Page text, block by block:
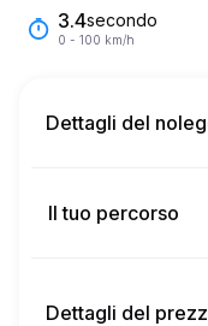
3.4secondo
0 - 100 km/h
Dettagli del
Il tuo percorso
Fine
Dettagli del